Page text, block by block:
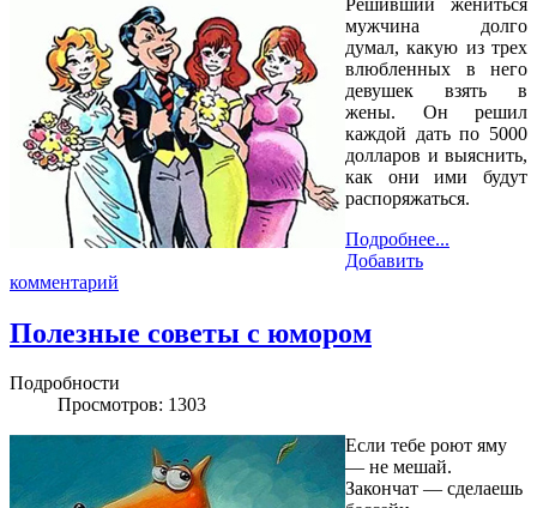
мужчина долго
думал, какую из трех
влюбленных в него
девушек взять в
жены. Он решил
каждой дать по 5000
долларов и выяснить,
как они ими будут
распоряжаться.
Подробнее...
Добавить
комментарий
Полезные советы с юмором
Подробности
Просмотров: 1303
Если тебе роют яму
— не мешай.
Закончат — сделаешь